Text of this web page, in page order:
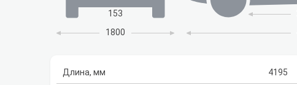
153
1800
Длина, мм 4195